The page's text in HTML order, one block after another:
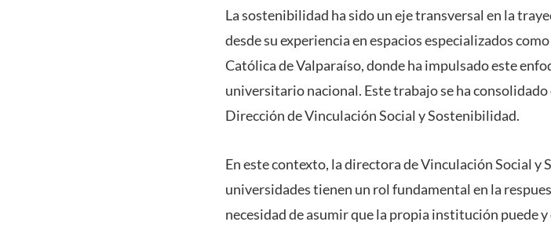
La sostenibilidad ha sido un eje transversal en la
desde su experiencia en espacios especializados
Católica de Valparaíso, donde ha impulsado este
universitario nacional. Este trabajo se ha
Dirección de Vinculación Social y Sostenibilidad.
En este contexto, la directora de Vinculación Social y
universidades tienen un rol fundamental en la
necesidad de asumir que la propia institución puede